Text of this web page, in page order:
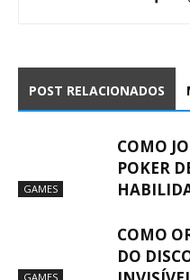
POST RELACIONADOS
GAMES
COMO
POKER
GAMES
COMO
DO